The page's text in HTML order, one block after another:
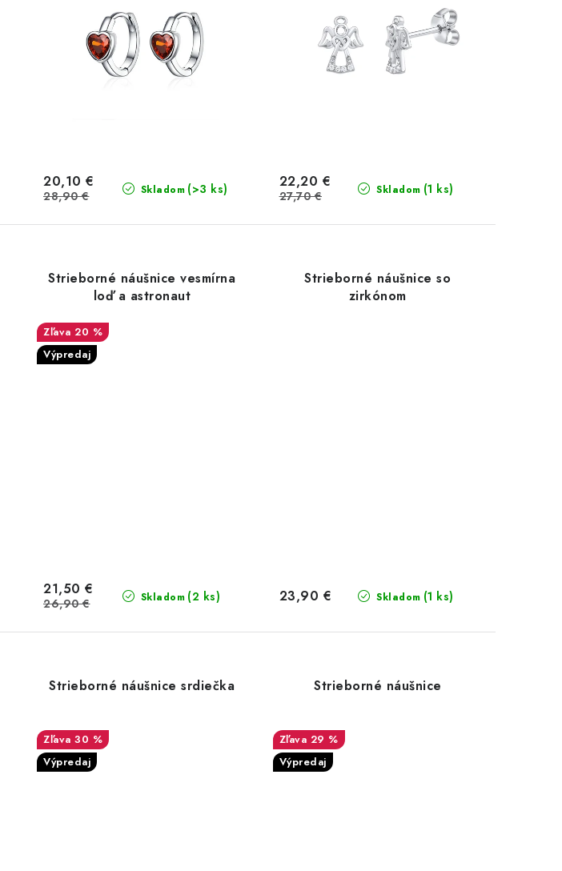
Skladom (>3 ks)
20,10 €
28,90 € Skladom (1 ks)
22,20 €
27,70 €
Strieborné náušnice vesmírna
loď a astronaut
20 %
Výpredaj
Skladom (2 ks)
21,50 €
26,90 €
Strieborné náušnice so
zirkónom
Skladom (1 ks)
23,90 €
Strieborné náušnice srdiečka
30 %
Výpredaj
Strieborné náušnice
29 %
Výpredaj